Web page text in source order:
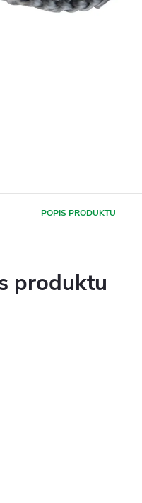
POPIS PRODUKTU
produktu